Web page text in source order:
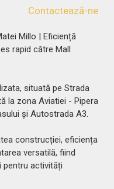
Contactează-ne
Millo | Eficiență
rapid către Mall
situată pe Strada
la zona Aviatiei - Pipera
și Autostrada A3.
construcției, eficiența
versatilă, fiind
pentru activități